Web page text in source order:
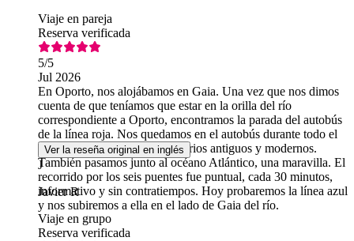
Viaje en pareja
Reserva verificada
5/5
Jul 2026
En Oporto, nos alojábamos en Gaia. Una vez que nos dimos
cuenta de que teníamos que estar en la orilla del río
correspondiente a Oporto, encontramos la parada del autobús
de la línea roja. Nos quedamos en el autobús durante todo el
trayecto y vimos preciosos barrios antiguos y modernos.
También pasamos junto al océano Atlántico, una maravilla. El
recorrido por los seis puentes fue puntual, cada 30 minutos,
informativo y sin contratiempos. Hoy probaremos la línea azul
y nos subiremos a ella en el lado de Gaia del río.
Ver la reseña original en inglés
J
Javier R
Viaje en grupo
Reserva verificada